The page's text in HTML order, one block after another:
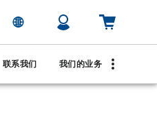
联系我们 我们的业务